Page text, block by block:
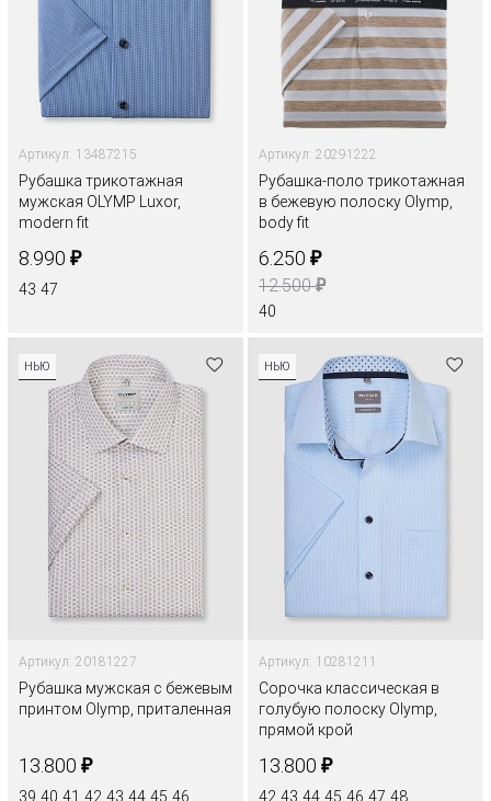
Артикул: 13487215
Рубашка трикотажная
мужская OLYMP Luxor,
modern fit
8.990 ₽
43 47
Артикул: 20291222
Рубашка-поло трикотажная
в бежевую полоску Olymp,
body fit
6.250 ₽
12.500₽
40
НЬЮ
Артикул: 20181227
Рубашка мужская с бежевым
принтом Olymp, приталенная
13.800 ₽
39 40 41 42 43 44 45 46
НЬЮ
Артикул: 10281211
Сорочка классическая в
голубую полоску Olymp,
прямой крой
13.800 ₽
42 43 44 45 46 47 48